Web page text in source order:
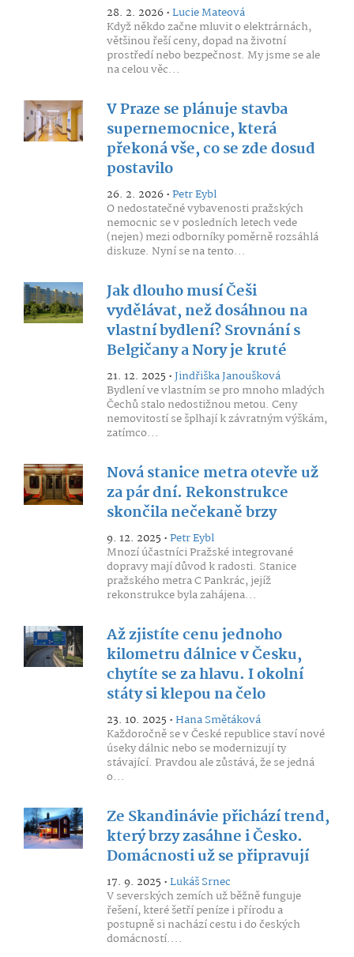
28. 2. 2026 •Lucie Mateová
Když někdo začne mluvit o elektrárnách,
většinou řeší ceny, dopad na životní
prostředí nebo bezpečnost. My jsme se ale
na celou věc...
V Praze se plánuje stavba
supernemocnice, která
překoná vše, co se zde dosud
postavilo
26. 2. 2026 •Petr Eybl
O nedostatečné vybavenosti pražských
nemocnic se v posledních letech vede
(nejen) mezi odborníky poměrně rozsáhlá
diskuze. Nyní se na tento...
Jak dlouho musí Češi
vydělávat, než dosáhnou na
vlastní bydlení? Srovnání s
Belgičany a Nory je kruté
21. 12. 2025 •Jindřiška Janoušková
Bydlení ve vlastním se pro mnoho mladých
Čechů stalo nedostižnou metou. Ceny
nemovitostí se šplhají k závratným výškám,
zatímco...
Nová stanice metra otevře už
za pár dní. Rekonstrukce
skončila nečekaně brzy
9. 12. 2025 •Petr Eybl
Mnozí účastníci Pražské integrované
dopravy mají důvod k radosti. Stanice
pražského metra C Pankrác, jejíž
rekonstrukce byla zahájena...
Až zjistíte cenu jednoho
kilometru dálnice v Česku,
chytíte se za hlavu. I okolní
státy si klepou na čelo
23. 10. 2025 •Hana Smětáková
Každoročně se v České republice staví nové
úseky dálnic nebo se modernizují ty
stávající. Pravdou ale zůstává, že se jedná
o...
Ze Skandinávie přichází trend,
který brzy zasáhne i Česko.
Domácnosti už se připravují
17. 9. 2025 •Lukáš Srnec
V severských zemích už běžně funguje
řešení, které šetří peníze i přírodu a
postupně si nachází cestu i do českých
domácností....